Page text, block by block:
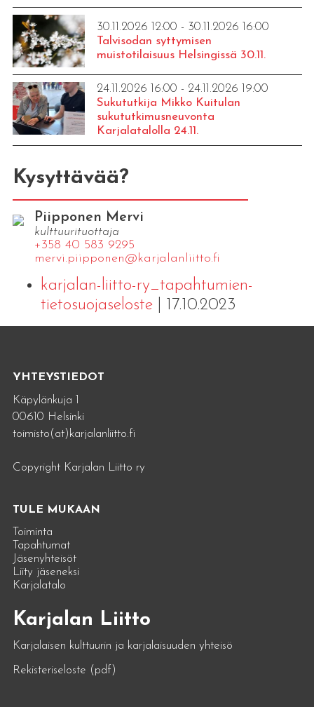
30.11.2026 12:00 - 30.11.2026 16:00
Talvisodan syttymisen
muistotilaisuus Helsingissä 30.11.
24.11.2026 16:00 - 24.11.2026 19:00
Sukututkija Mikko Kuitulan
sukututkimusneuvonta
Karjalatalolla 24.11.
Kysyttävää?
Piipponen Mervi
kulttuurituottaja
+358 40 583 9295
mervi.​piipponen@​kar​jala​nlii​tto.​fi
karjalan-liitto-ry_tapahtumien-
tietosuojaseloste| 17.10.2023
YHTEYSTIEDOT
Käpylänkuja 1
00610 Helsinki
toimisto(at)karjalanliitto.fi
Copyright Karjalan Liitto ry
TULE MUKAAN
Toiminta
Tapahtumat
Jäsenyhteisöt
Liity jäseneksi
Karjalatalo
Karjalan Liitto
Karjalaisen kulttuurin ja karjalaisuuden yhteisö
Rekisteriseloste (pdf)